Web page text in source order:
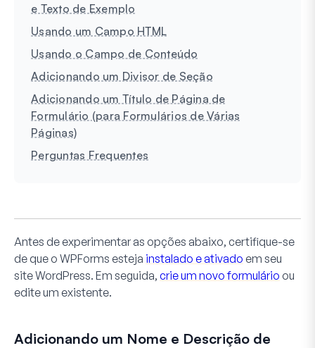
e Texto de Exemplo
Usando um Campo HTML
Usando o Campo de Conteúdo
Adicionando um Divisor de Seção
Adicionando um Título de Página de
Formulário (para Formulários de Várias
Páginas)
Perguntas Frequentes
Antes de experimentar as opções abaixo, certifique-se
de que o WPForms esteja instalado e ativado em seu
site WordPress. Em seguida, crie um novo formulário ou
edite um existente.
Adicionando um Nome e Descrição de